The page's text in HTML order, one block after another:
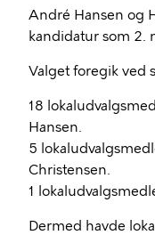
André Hansen og
kandidatur som 2.
Valget foregik ved
18
Hansen.
5
Christensen.
1
Dermed havde